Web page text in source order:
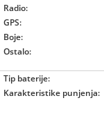
Radio:
GPS:
Boje:
Ostalo:
Tip baterije:
Karakteristike punjenja: